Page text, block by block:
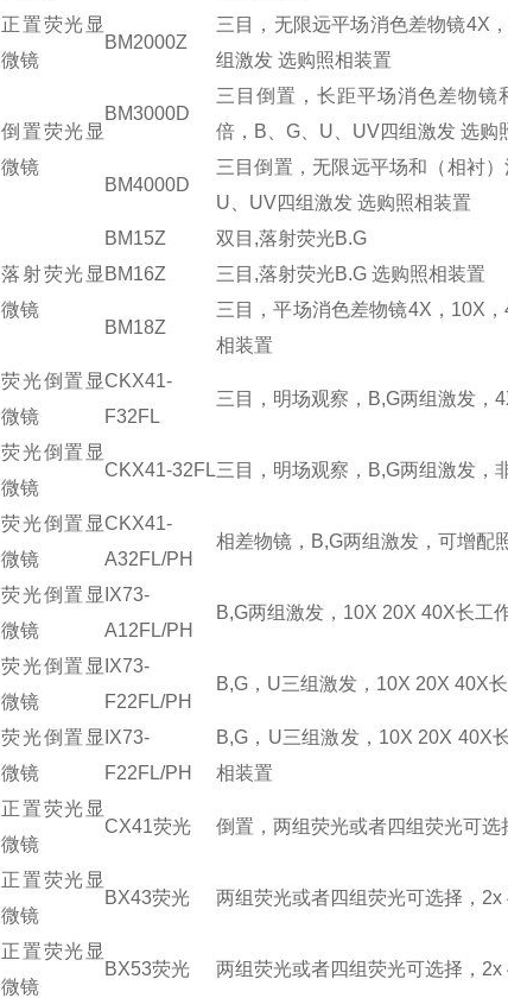
正置荧光显
微镜
BM2000Z
三目，无限远平场消色差物镜4X
组激发 选购照相装置
倒置荧光显
微镜
BM3000D
三目倒置，长距平场消色差物镜
倍，B、G、U、UV四组激发 选购
BM4000D
三目倒置，无限远平场和（相衬
U、UV四组激发 选购照相装置
落射荧光显
微镜
BM15Z 双目,落射荧光B.G
BM16Z
三目,落射荧光B.G 选购照相装置
BM18Z
三目，平场消色差物镜4X，10X
相装置
荧光倒置显
微镜
CKX41-
F32FL
三目，明场观察，B,G两组激发，
荧光倒置显
微镜
CKX41-32FL三目，明场观察，B,G两组激发，
荧光倒置显
微镜
CKX41-
A32FL/PH
相差物镜，B,G两组激发，可增配
荧光倒置显
微镜
IX73-
A12FL/PH
B,G两组激发，10X 20X 40X长工
荧光倒置显
微镜
IX73-
F22FL/PH
B,G，U三组激发，10X 20X 40X
荧光倒置显
微镜
IX73-
F22FL/PH
B,G，U三组激发，10X 20X 40X
相装置
正置荧光显
微镜
CX41荧光 倒置，两组荧光或者四组荧光可选
正置荧光显
微镜
BX43荧光 两组荧光或者四组荧光可选择，
正置荧光显
微镜
BX53荧光 两组荧光或者四组荧光可选择，